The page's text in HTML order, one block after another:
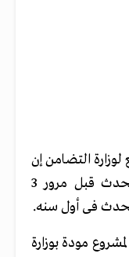
لوزارة التضامن إن
83% من حالات الطلاق في مصر تحدث قبل مرور 3
مودة بوزارة